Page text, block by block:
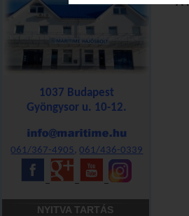
1037 Budapest
Gyöngysor u. 10-12.
061/367-4905,061/436-0339
NYITVA TARTÁS